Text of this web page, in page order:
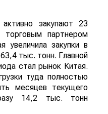
активно закупают 23
партнером
увеличила закупки в
тыс. тонн. Главной
стал рынок Китая.
туда полностью
месяцев текущего
14,2 тыс. тонн